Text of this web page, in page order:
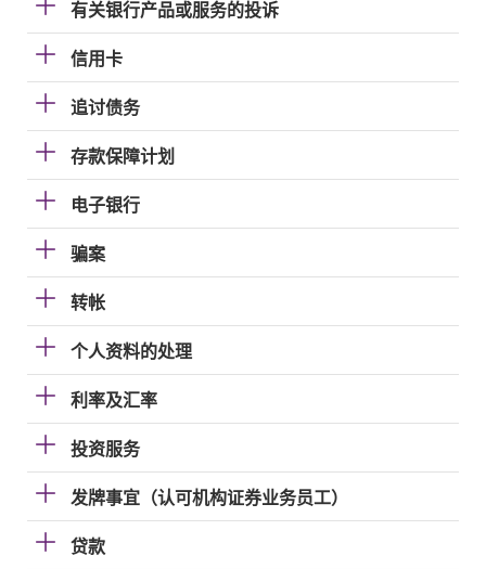
有关银行产品或服务的投诉
信用卡
追讨债务
存款保障计划
电子银行
骗案
转帐
个人资料的处理
利率及汇率
投资服务
发牌事宜（认可机构证券业务员工）
贷款